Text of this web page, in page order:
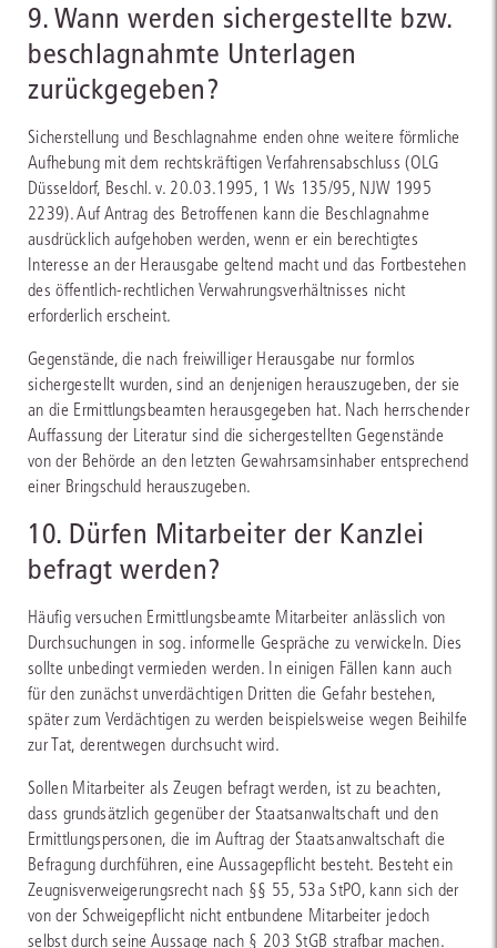
9. Wann werden sichergestellte bzw.
beschlagnahmte Unterlagen
zurückgegeben?
Sicherstellung und Beschlagnahme enden ohne weitere förmliche
Aufhebung mit dem rechtskräftigen Verfahrensabschluss (OLG
Düsseldorf, Beschl. v. 20.03.1995, 1 Ws 135/95, NJW 1995
2239). Auf Antrag des Betroffenen kann die Beschlagnahme
ausdrücklich aufgehoben werden, wenn er ein berechtigtes
Interesse an der Herausgabe geltend macht und das Fortbestehen
des öffentlich-rechtlichen Verwahrungsverhältnisses nicht
erforderlich erscheint.
Gegenstände, die nach freiwilliger Herausgabe nur formlos
sichergestellt wurden, sind an denjenigen herauszugeben, der sie
an die Ermittlungsbeamten herausgegeben hat. Nach herrschender
Auffassung der Literatur sind die sichergestellten Gegenstände
von der Behörde an den letzten Gewahrsamsinhaber entsprechend
einer Bringschuld herauszugeben.
10. Dürfen Mitarbeiter der Kanzlei
befragt werden?
Häufig versuchen Ermittlungsbeamte Mitarbeiter anlässlich von
Durchsuchungen in sog. informelle Gespräche zu verwickeln. Dies
sollte unbedingt vermieden werden. In einigen Fällen kann auch
für den zunächst unverdächtigen Dritten die Gefahr bestehen,
später zum Verdächtigen zu werden beispielsweise wegen Beihilfe
zur Tat, derentwegen durchsucht wird.
Sollen Mitarbeiter als Zeugen befragt werden, ist zu beachten,
dass grundsätzlich gegenüber der Staatsanwaltschaft und den
Ermittlungspersonen, die im Auftrag der Staatsanwaltschaft die
Befragung durchführen, eine Aussagepflicht besteht. Besteht ein
Zeugnisverweigerungsrecht nach §§ 55, 53a StPO, kann sich der
von der Schweigepflicht nicht entbundene Mitarbeiter jedoch
selbst durch seine Aussage nach § 203 StGB strafbar machen.